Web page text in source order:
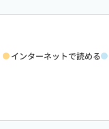
インターネットで読める